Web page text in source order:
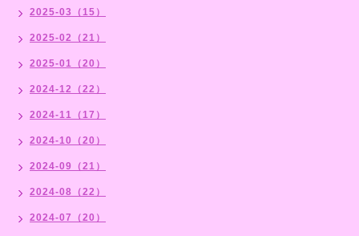
2025-03（15）
2025-02（21）
2025-01（20）
2024-12（22）
2024-11（17）
2024-10（20）
2024-09（21）
2024-08（22）
2024-07（20）